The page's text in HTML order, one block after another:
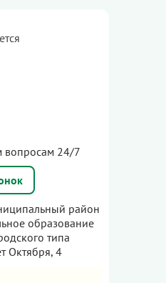
вопросам 24/7
район
образование
типа
Октября, 4